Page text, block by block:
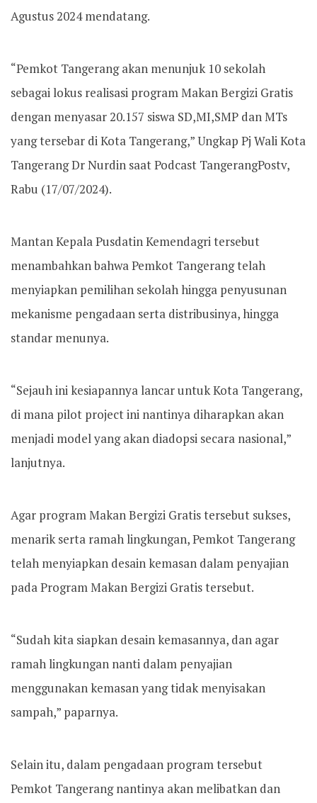
Agustus 2024 mendatang.
“Pemkot Tangerang akan menunjuk 10 sekolah
sebagai lokus realisasi program Makan Bergizi Gratis
dengan menyasar 20.157 siswa SD,MI,SMP dan MTs
yang tersebar di Kota Tangerang,” Ungkap Pj Wali Kota
Tangerang Dr Nurdin saat Podcast TangerangPostv,
Rabu (17/07/2024).
Mantan Kepala Pusdatin Kemendagri tersebut
menambahkan bahwa Pemkot Tangerang telah
menyiapkan pemilihan sekolah hingga penyusunan
mekanisme pengadaan serta distribusinya, hingga
standar menunya.
“Sejauh ini kesiapannya lancar untuk Kota Tangerang,
di mana pilot project ini nantinya diharapkan akan
menjadi model yang akan diadopsi secara nasional,”
lanjutnya.
Agar program Makan Bergizi Gratis tersebut sukses,
menarik serta ramah lingkungan, Pemkot Tangerang
telah menyiapkan desain kemasan dalam penyajian
pada Program Makan Bergizi Gratis tersebut.
“Sudah kita siapkan desain kemasannya, dan agar
ramah lingkungan nanti dalam penyajian
menggunakan kemasan yang tidak menyisakan
sampah,” paparnya.
Selain itu, dalam pengadaan program tersebut
Pemkot Tangerang nantinya akan melibatkan dan